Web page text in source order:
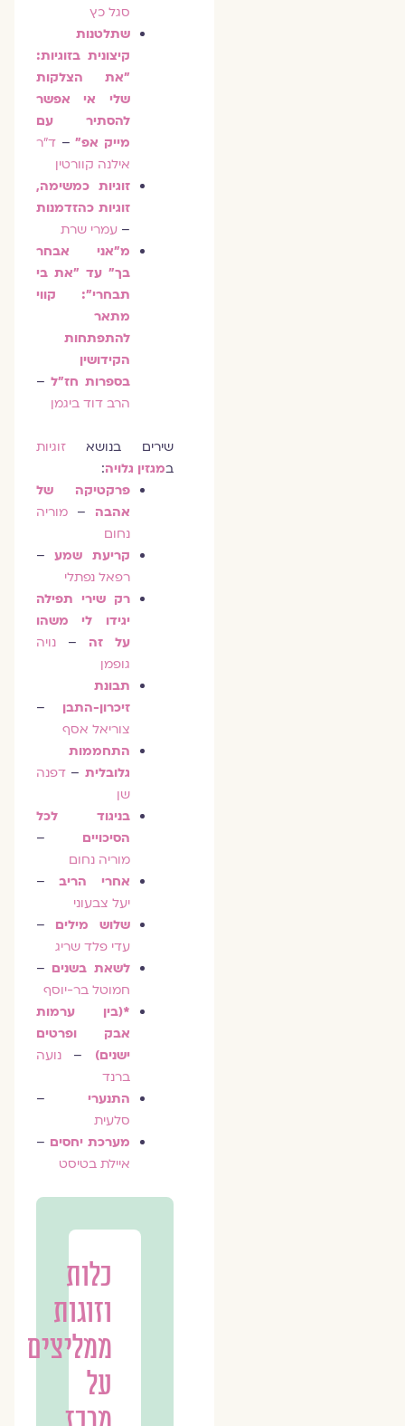
סגל כץ
שתלטנות
קיצונית בזוגיות:
"את הצלקות
שלי אי אפשר
להסתיר עם
מייק אפ"–ד"ר
אילנה קוורטין
זוגיות כמשימה,
זוגיות כהזדמנות
–עמרי שרת
מ"אני אבחר
בך" עד "את בי
תבחרי": קווי
מתאר
להתפתחות
הקידושין
בספרות חז"ל–
הרב דוד ביגמן
שירים בנושא
זוגיות
מגזין גלויה:
פרקטיקה של
אהבה– מוריה
נחום
קריעת שמע–
רפאל נפתלי
רק שירי תפילה
יגידו לי משהו
על זה–
נויה
גופמן
תבונת
זיכרון-התבן–
צוריאל אסף
התחממות
גלובלית–דפנה
שן
בניגוד לכל
הסיכויים–
מוריה נחום
אחרי הריב–
יעל צבעוני
שלוש מילים–
עדי פלד שריג
לשאת בשנים–
חמוטל בר-יוסף
*(בין ערמות
אבק ופרטים
ישנים)–
נועה
ברנד
התנערי–
סלעית
מערכת יחסים–
איילת בטיסט
כלות
וזוגות
ממליצים
על